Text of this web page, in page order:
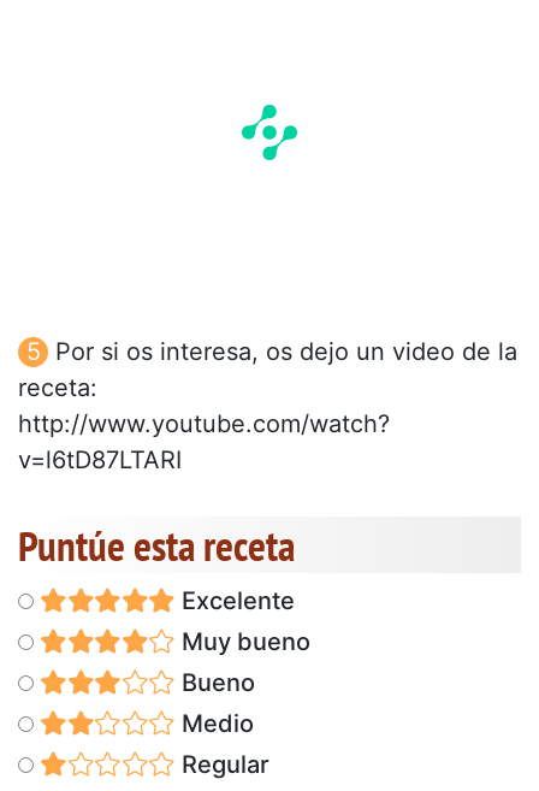
Por si os interesa, os dejo un video de la
receta:
http://www.youtube.com/watch?
v=l6tD87LTARI
Puntúe esta receta
Excelente
Muy bueno
Bueno
Medio
Regular